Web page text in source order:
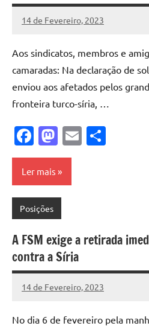
14 de Fevereiro, 2023
Pedro
Aos sindicatos, membros e
camaradas: Na declaração de
enviou aos afetados pelos
fronteira turco-síria, …
Facebook
Mastodon
Email
Ler mais
Posições
A FSM exige a retirada
contra a Síria
14 de Fevereiro, 2023
Pedro
No dia 6 de fevereiro pela